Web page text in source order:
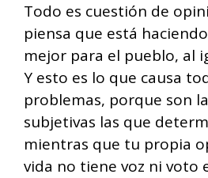
Todo es cuestión de
piensa que está
mejor para el pueblo, al
Y esto es lo que causa
problemas, porque son
subjetivas las que
mientras que tu propia
vida no tiene voz ni voto